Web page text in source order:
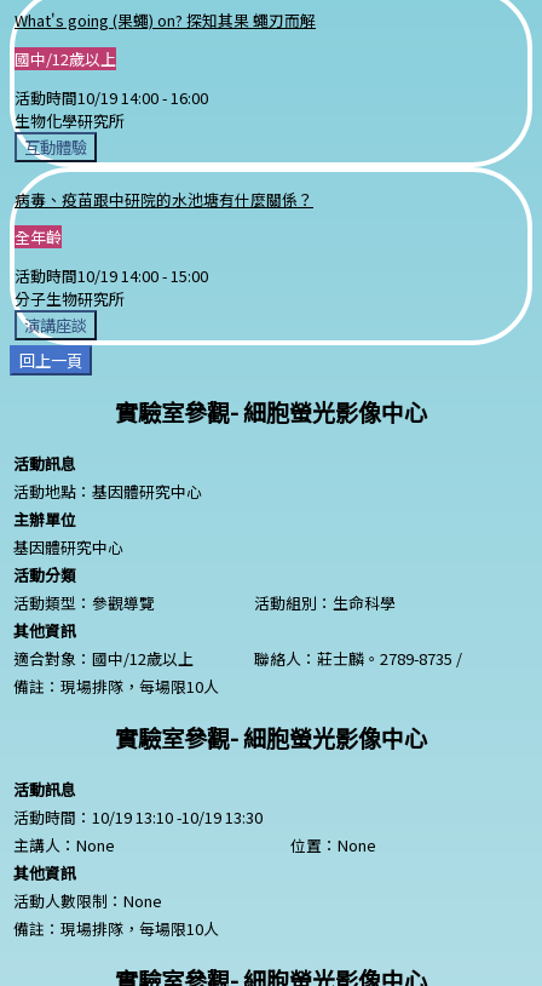
What's going (果蠅) on? 探知其果 蠅刃而解
國中/12歲以上
活動時間10/19 14:00 - 16:00
生物化學研究所
互動體驗
病毒、疫苗跟中研院的水池塘有什麼關係？
全年齡
活動時間10/19 14:00 -15:00
分子生物研究所
演講座談
回上一頁
實驗室參觀- 細胞螢光影像中心
活動訊息
活動地點：基因體研究中心
主辦單位
基因體研究中心
活動分類
活動類型：參觀導覽
活動組別：生命科學
其他資訊
適合對象：國中/12歲以上
聯絡人：莊士麟。2789-8735 /
備註：現場排隊，每場限10人
實驗室參觀- 細胞螢光影像中心
活動訊息
活動時間：10/19 13:10 -10/19 13:30
主講人： None 位置： None
其他資訊
活動人數限制： None
備註：現場排隊，每場限10人